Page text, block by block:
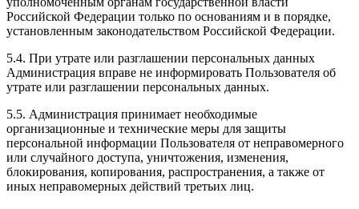
Российской Федерации только по основаниям и в порядке,
установленным законодательством Российской Федерации.
5.4. При утрате или разглашении персональных данных
Администрация вправе не информировать Пользователя об
утрате или разглашении персональных данных.
5.5. Администрация принимает необходимые
организационные и технические меры для защиты
персональной информации Пользователя от неправомерного
или случайного доступа, уничтожения, изменения,
блокирования, копирования, распространения, а также от
иных неправомерных действий третьих лиц.